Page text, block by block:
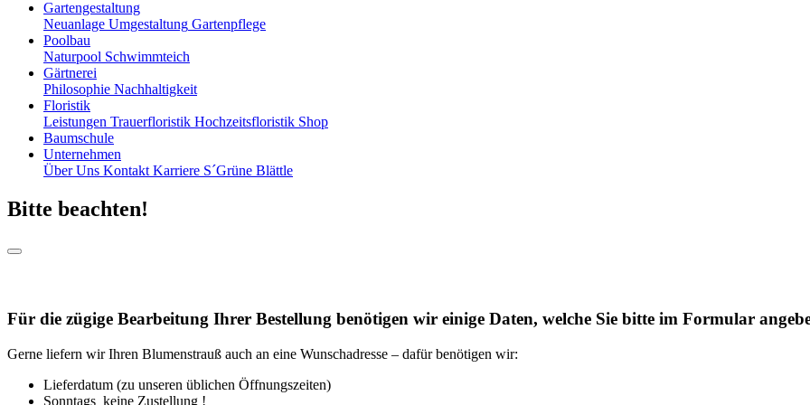
Gartengestaltung
Neuanlage Umgestaltung Gartenpflege
Poolbau
Naturpool Schwimmteich
Gärtnerei
Philosophie Nachhaltigkeit
Floristik
Leistungen Trauerfloristik Hochzeitsfloristik Shop
Baumschule
Unternehmen
Über Uns Kontakt Karriere S´Grüne Blättle
Bitte beachten!
Für die zügige Bearbeitung Ihrer Bestellung benötigen wir einige Daten, welche Sie bitte im Formular
Gerne liefern wir Ihren Blumenstrauß auch an eine Wunschadresse – dafür benötigen wir:
Lieferdatum (zu unseren üblichen Öffnungszeiten)
Sonntags keine Zustellung !